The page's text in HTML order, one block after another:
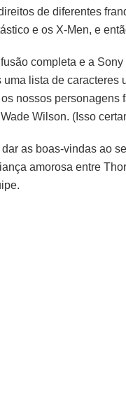
de diferentes
e os X-Men, e
completa e a
uma lista de
nossos personagens
Wilson. (Isso
as boas-vindas ao
amorosa entre